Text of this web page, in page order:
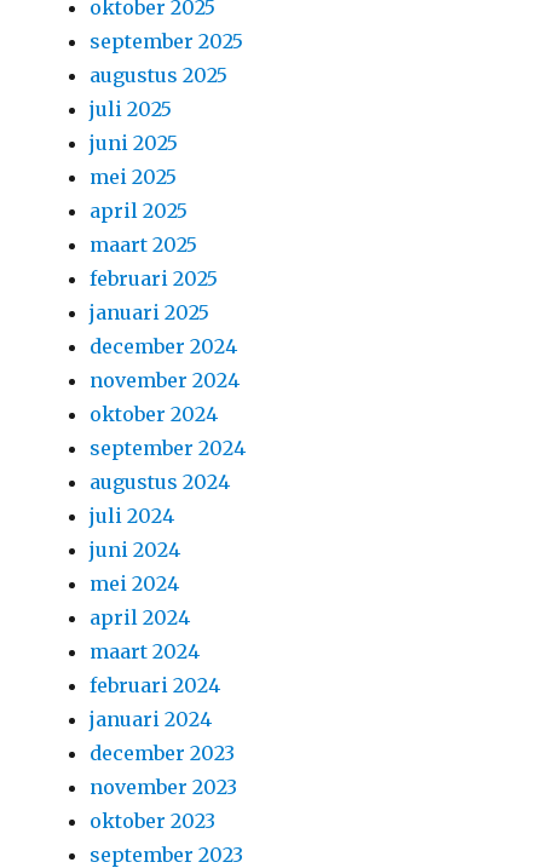
oktober 2025
september 2025
augustus 2025
juli 2025
juni 2025
mei 2025
april 2025
maart 2025
februari 2025
januari 2025
december 2024
november 2024
oktober 2024
september 2024
augustus 2024
juli 2024
juni 2024
mei 2024
april 2024
maart 2024
februari 2024
januari 2024
december 2023
november 2023
oktober 2023
september 2023